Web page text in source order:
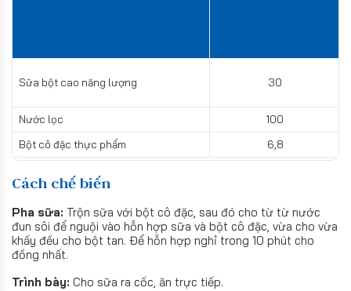
Sữa bột cao năng lượng 30
Nước lọc
100
Bột cô đặc thực phẩm
6,8
Cách chế biến
Pha sữa: Trộn sữa với bột cô đặc, sau đó cho từ từ nước
đun sôi để nguội vào hỗn hợp sữa và bột cô đặc, vừa cho vừa
khấy đều cho bột tan. Để hỗn hợp nghỉ trong 10 phút cho
đồng nhất.
Trình bày: Cho sữa ra cốc, ăn trực tiếp.